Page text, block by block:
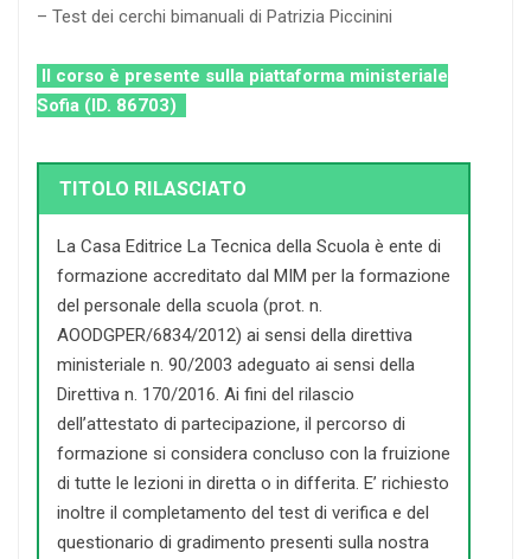
– Test dei cerchi bimanuali di Patrizia Piccinini
Il corso è presente sulla piattaforma ministeriale
Sofia (ID. 86703)
TITOLO RILASCIATO
La Casa Editrice La Tecnica della Scuola è ente di
formazione accreditato dal MIM per la formazione
del personale della scuola (prot. n.
AOODGPER/6834/2012) ai sensi della direttiva
ministeriale n. 90/2003 adeguato ai sensi della
Direttiva n. 170/2016. Ai fini del rilascio
dell’attestato di partecipazione, il percorso di
formazione si considera concluso con la fruizione
di tutte le lezioni in diretta o in differita. E’ richiesto
inoltre il completamento del test di verifica e del
questionario di gradimento presenti sulla nostra